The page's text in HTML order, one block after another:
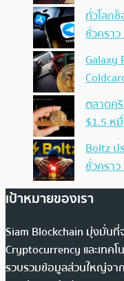
ทั่วโลก
ชั่วครา
Galaxy
ตลาดค
$1.5 ห
Boltz ป
ชั่วครา
เป้าหมายของเรา
Siam Blockchain มุ่งมั่นที่
Cryptocurrency และเทค
รวบรวมข้อมูลส่วนใหญ่จาก